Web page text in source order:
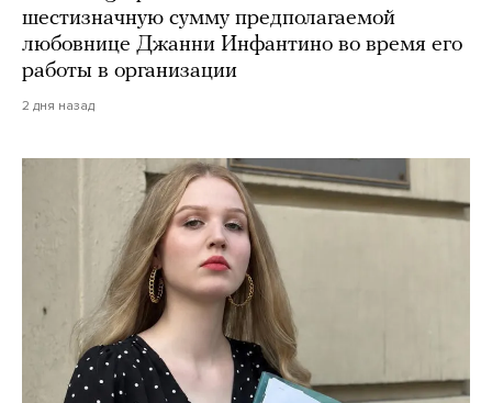
шестизначную сумму предполагаемой
любовнице Джанни Инфантино во время его
работы в организации
2 дня назад